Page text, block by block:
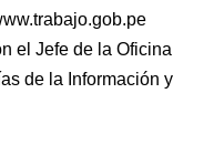
el Jefe de la Oficina
de la Información y